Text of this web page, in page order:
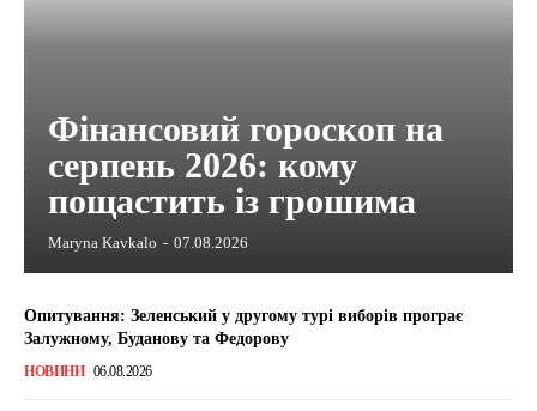
Фінансовий гороскоп на
серпень 2026: кому
пощастить із грошима
Maryna Kavkalo - 07.08.2026
Опитування: Зеленський у другому турі виборів програє
Залужному, Буданову та Федорову
НОВИНИ 06.08.2026